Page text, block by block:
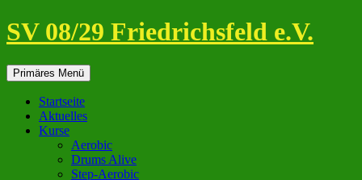
Zum
Inhalt
SV 08/29 Friedrichsfeld e.V.
Suchen
Primäres Menü
Startseite
Aktuelles
Kurse
Aerobic
Drums Alive
Step-Aerobic